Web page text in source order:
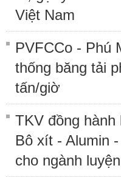
Việt Nam
PVFCCo - Phú
thống băng tải
tấn/giờ
TKV đồng hành
Bô xít - Alumin
cho ngành